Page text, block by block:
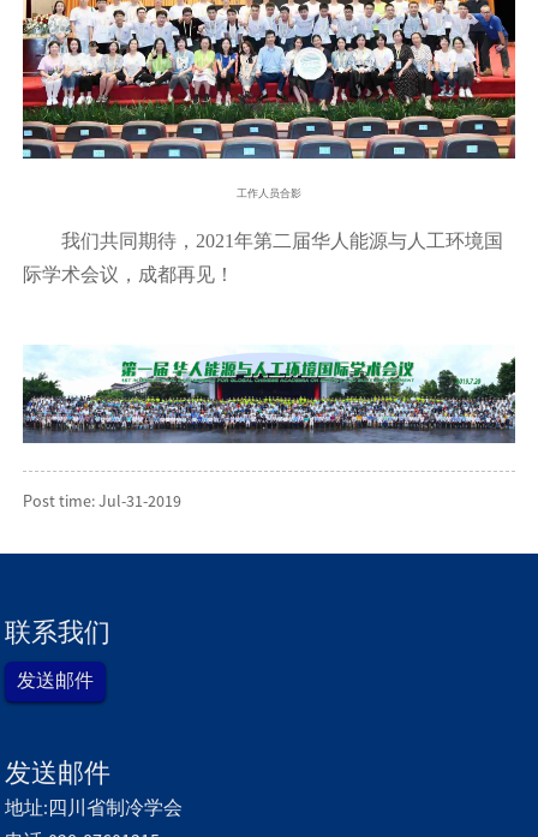
工作人员合影
我们共同期待，2021年第二届华人能源与人工环境国
际学术会议，成都再见！
Post time: Jul-31-2019
联系我们
发送邮件
发送邮件
地址:四川省制冷学会